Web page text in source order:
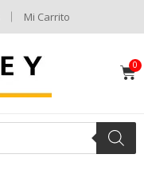
Mi Carrito